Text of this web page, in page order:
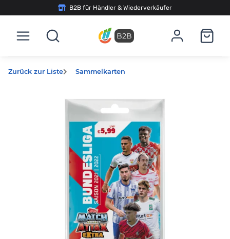
B2B für Händler & Wiederverkäufer
B2B
Zurück zur Liste Sammelkarten